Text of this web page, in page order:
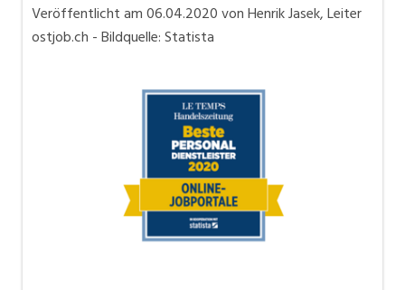
Job-Coach
Veröffentlicht am06.04.2020von Henrik Jasek, Leiter
ostjob.ch - Bildquelle: Statista